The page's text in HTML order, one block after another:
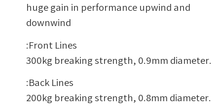
huge gain in performance upwind and
downwind
Front Lines:
.300kg breaking strength, 0.9mm diameter
Back Lines:
.200kg breaking strength, 0.8mm diameter